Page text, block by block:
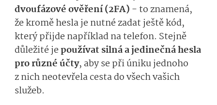
dvoufázové ověření (2FA) - to znamená,
že kromě hesla je nutné zadat ještě kód,
který přijde například na telefon. Stejně
důležité jepoužívat silná a jedinečná hesla
pro různé účty, aby se při úniku jednoho
z nich neotevřela cesta do všech vašich
služeb.